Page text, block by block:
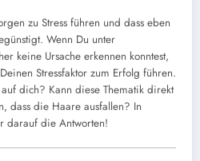
zu Stress führen und dass eben
Wenn Du unter
keine Ursache erkennen konntest,
Stressfaktor zum Erfolg führen.
dich? Kann diese Thematik direkt
dass die Haare ausfallen? In
darauf die Antworten!